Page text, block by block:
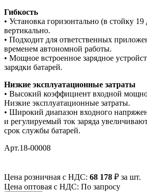
Гибкость
• Установка горизонтально (в стойку
вертикально.
• Подходит для ответственных
временем автономной работы.
• Мощное встроенное зарядное
зарядки батарей.
Низкие эксплуатационные затраты
• Высокий коэффициент входной
Низкие эксплуатационные затраты.
• Широкий диапазон входного
и регулируемый ток заряда
срок службы батарей.
Арт.18-00008
Цена розничная с НДС: 68 178 ₽ за шт.
Цена оптовая с НДС: По запросу